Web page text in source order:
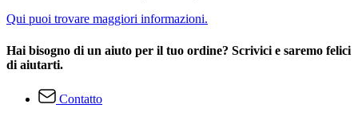
Qui puoi trovare maggiori informazioni.
Hai bisogno di un aiuto per il tuo ordine? Scrivici e saremo felici
di aiutarti.
Contatto